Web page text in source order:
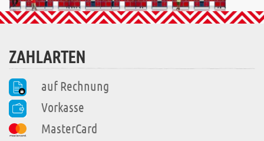
ZAHLARTEN
auf Rechnung
Vorkasse
MasterCard